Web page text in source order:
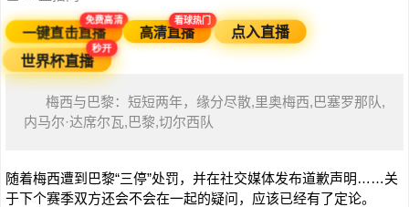
一键直击直播
免费高清
高清直播
看球热门
点入直播
世界杯直播
秒开
梅西与巴黎：短短两年，缘分尽散,里奥梅西,巴塞罗那队,
内马尔·达席尔瓦,巴黎,切尔西队
随着梅西遭到巴黎“三停”处罚，并在社交媒体发布道歉声明……关
于下个赛季双方还会不会在一起的疑问，应该已经有了定论。